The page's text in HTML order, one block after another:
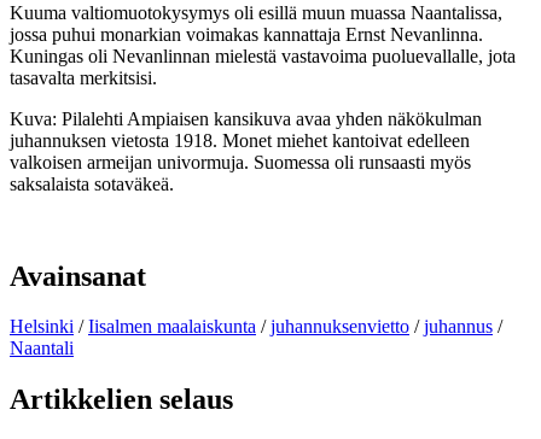
Kuuma valtiomuotokysymys oli esillä muun muassa Naantalissa,
jossa puhui monarkian voimakas kannattaja Ernst Nevanlinna.
Kuningas oli Nevanlinnan mielestä vastavoima puoluevallalle, jota
tasavalta merkitsisi.
Kuva: Pilalehti Ampiaisen kansikuva avaa yhden näkökulman
juhannuksen vietosta 1918. Monet miehet kantoivat edelleen
valkoisen armeijan univormuja. Suomessa oli runsaasti myös
saksalaista sotaväkeä.
Avainsanat
Helsinki /Iisalmen maalaiskunta /juhannuksenvietto /juhannus /
Naantali
Artikkelien selaus